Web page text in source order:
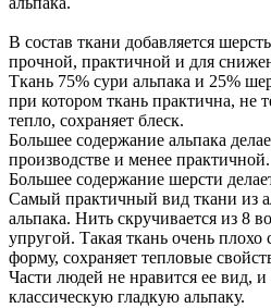
В состав ткани добавляется
прочной, практичной и для
Ткань 75% сури альпака и 25%
при котором ткань практична, не
тепло, сохраняет блеск.
Большее содержание альпака
производстве и менее практичной.
Большее содержание шерсти
Самый практичный вид ткани из
альпака. Нить скручивается из 8
упругой. Такая ткань очень
форму, сохраняет тепловые
Части людей не нравится ее вид,
классическую гладкую альпаку.